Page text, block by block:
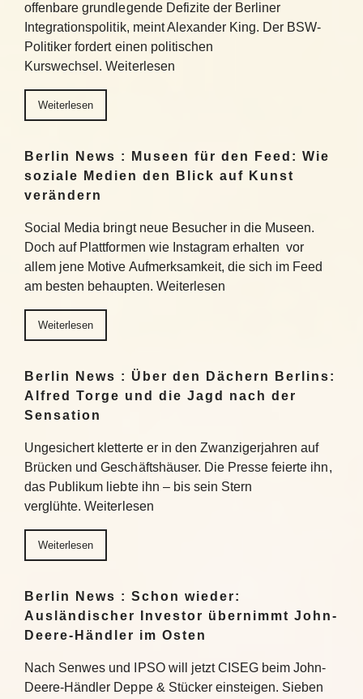
offenbare grundlegende Defizite der Berliner
Integrationspolitik, meint Alexander King. Der BSW-
Politiker fordert einen politischen
Kurswechsel. Weiterlesen
Weiterlesen
Berlin News : Museen für den Feed: Wie
soziale Medien den Blick auf Kunst
verändern
Social Media bringt neue Besucher in die Museen.
Doch auf Plattformen wie Instagram erhalten vor
allem jene Motive Aufmerksamkeit, die sich im Feed
am besten behaupten. Weiterlesen
Weiterlesen
Berlin News : Über den Dächern Berlins:
Alfred Torge und die Jagd nach der
Sensation
Ungesichert kletterte er in den Zwanzigerjahren auf
Brücken und Geschäftshäuser. Die Presse feierte ihn,
das Publikum liebte ihn – bis sein Stern
verglühte. Weiterlesen
Weiterlesen
Berlin News : Schon wieder:
Ausländischer Investor übernimmt John-
Deere-Händler im Osten
Nach Senwes und IPSO will jetzt CISEG beim John-
Deere-Händler Deppe & Stücker einsteigen. Sieben